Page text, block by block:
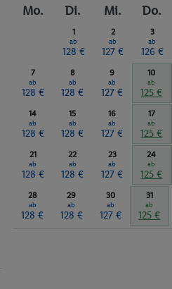
Mo. Di. Mi. Do.
1
ab
128 €
2
ab
127 €
3
ab
126 €
7
ab
128 €
8
ab
128 €
9
ab
127 €
10
ab
125 €
14
ab
128 €
15
ab
128 €
16
ab
127 €
17
ab
125 €
21
ab
128 €
22
ab
128 €
23
ab
127 €
24
ab
125 €
28
ab
128 €
29
ab
128 €
30
ab
127 €
31
ab
125 €